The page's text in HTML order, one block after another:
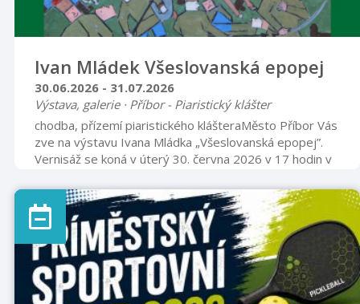
Ivan Mládek Všeslovanská epopej
30.06.2026 - 31.07.2026
Výstava, galerie · Příbor - Piaristický klášter
chodba, přízemí piaristického klášteraMěsto Příbor Vás
zve na výstavu Ivana Mládka „Všeslovanská epopej”.
Vernisáž se koná v úterý 30. června 2026 v 17 hodin v
do 31. července 2026.